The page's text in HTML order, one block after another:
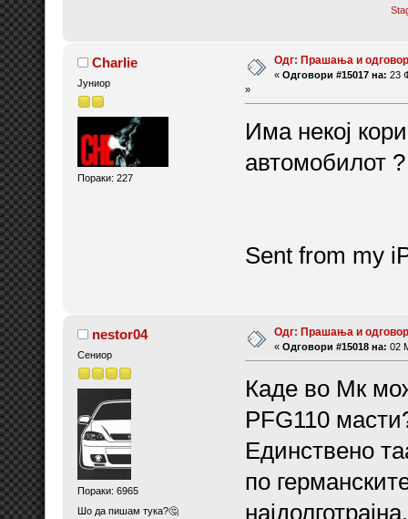
Charlie
Јуниор
Пораки: 227
Одг: Прашања и
« Одговори #15017 на: 23
»
Има некој
автомобилот
Sent from my
nestor04
Сениор
Пораки: 6965
Шо да пишам тука?🤔
Одг: Прашања и
« Одговори #15018 на: 02
Каде во Мк
PFG110
Единствено
по